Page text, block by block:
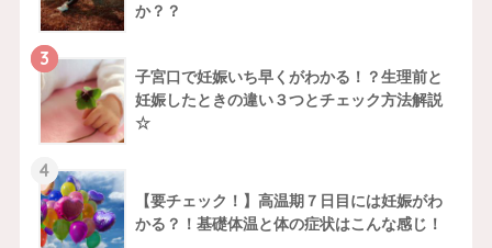
か？？
3
子宮口で妊娠いち早くがわかる！？生理前と
妊娠したときの違い３つとチェック方法解説
☆
4
【要チェック！】高温期７日目には妊娠がわ
かる？！基礎体温と体の症状はこんな感じ！